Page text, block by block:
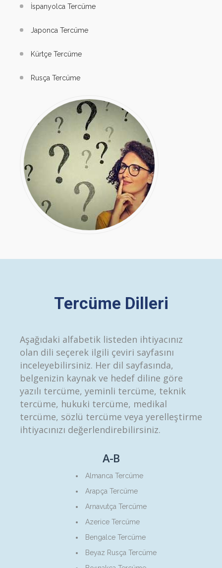
İspanyolca Tercüme
Japonca Tercüme
Kürtçe Tercüme
Rusça Tercüme
Tercüme Dilleri
Aşağıdaki alfabetik listeden ihtiyacınız
olan dili seçerek ilgili çeviri sayfasını
inceleyebilirsiniz. Her dil sayfasında,
belgenizin kaynak ve hedef diline göre
yazılı tercüme, yeminli tercüme, teknik
tercüme, hukuki tercüme, medikal
tercüme, sözlü tercüme veya yerelleştirme
ihtiyacınızı değerlendirebilirsiniz.
A-B
Almanca Tercüme
Arapça Tercüme
Arnavutça Tercüme
Azerice Tercüme
Bengalce Tercüme
Beyaz Rusça Tercüme